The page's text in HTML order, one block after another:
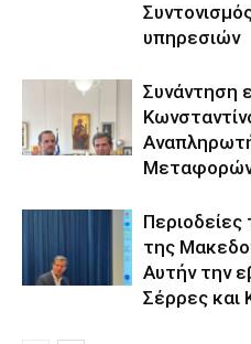
υπηρεσιών
Συνάντηση
της
Αυτήν την
Σέρρες και